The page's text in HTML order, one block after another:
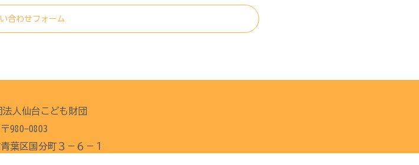
合わせフォーム
法人仙台こども財団
〒980-0803
葉区国分町３－６－１